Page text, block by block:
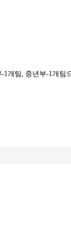
개팀, 중년부-1개팀